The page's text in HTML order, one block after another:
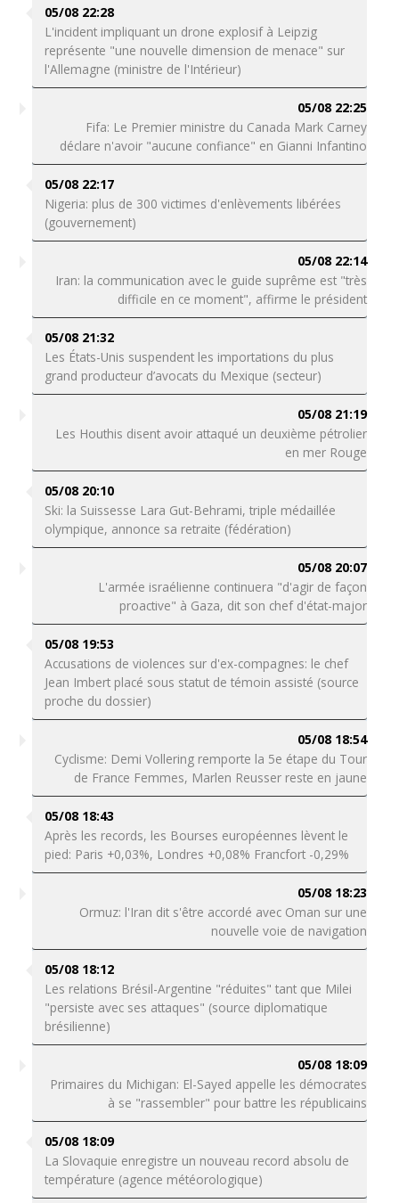
05/08 22:28
L'incident impliquant un drone explosif à Leipzig
représente "une nouvelle dimension de menace" sur
l'Allemagne (ministre de l'Intérieur)
05/08 22:25
Fifa: Le Premier ministre du Canada Mark Carney
déclare n'avoir "aucune confiance" en Gianni Infantino
05/08 22:17
Nigeria: plus de 300 victimes d'enlèvements libérées
(gouvernement)
05/08 22:14
Iran: la communication avec le guide suprême est "très
difficile en ce moment", affirme le président
05/08 21:32
Les États-Unis suspendent les importations du plus
grand producteur d’avocats du Mexique (secteur)
05/08 21:19
Les Houthis disent avoir attaqué un deuxième pétrolier
en mer Rouge
05/08 20:10
Ski: la Suissesse Lara Gut-Behrami, triple médaillée
olympique, annonce sa retraite (fédération)
05/08 20:07
L'armée israélienne continuera "d'agir de façon
proactive" à Gaza, dit son chef d'état-major
05/08 19:53
Accusations de violences sur d'ex-compagnes: le chef
Jean Imbert placé sous statut de témoin assisté (source
proche du dossier)
05/08 18:54
Cyclisme: Demi Vollering remporte la 5e étape du Tour
de France Femmes, Marlen Reusser reste en jaune
05/08 18:43
Après les records, les Bourses européennes lèvent le
pied: Paris +0,03%, Londres +0,08% Francfort -0,29%
05/08 18:23
Ormuz: l'Iran dit s'être accordé avec Oman sur une
nouvelle voie de navigation
05/08 18:12
Les relations Brésil-Argentine "réduites" tant que Milei
"persiste avec ses attaques" (source diplomatique
brésilienne)
05/08 18:09
Primaires du Michigan: El-Sayed appelle les démocrates
à se "rassembler" pour battre les républicains
05/08 18:09
La Slovaquie enregistre un nouveau record absolu de
température (agence météorologique)